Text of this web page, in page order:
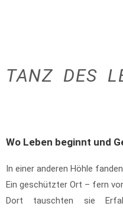
TANZ DES
Wo Leben beginnt und
In einer anderen Höhle
Ein geschützter Ort – fern
Dort tauschten sie